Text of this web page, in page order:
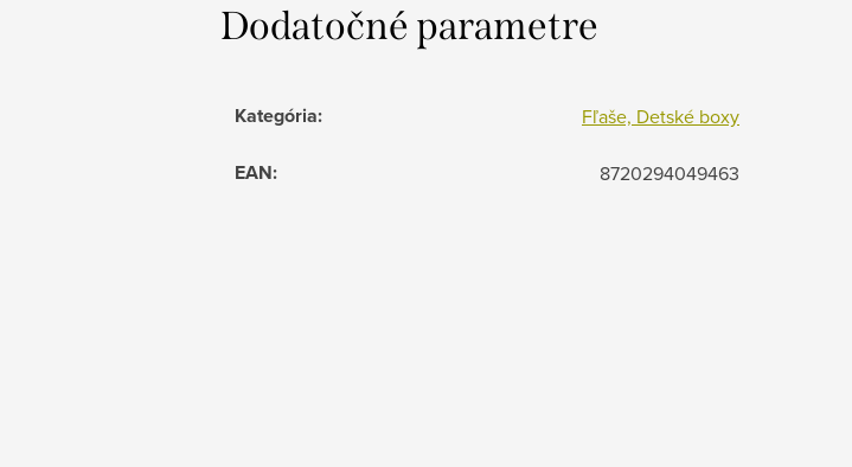
Dodatočné parametre
Kategória: Fľaše, Detské boxy
EAN: 8720294049463